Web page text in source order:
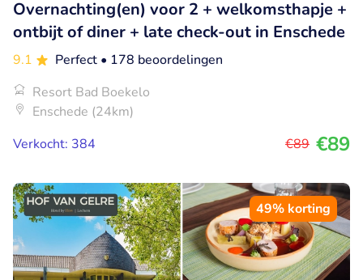
Overnachting(en) voor 2 + welkomsthapje +
ontbijt of diner + late check-out in Enschede
9.1 Perfect • 178 beoordelingen
Resort Bad Boekelo
Enschede (24km)
Verkocht: 384
€89 €89
49% korting